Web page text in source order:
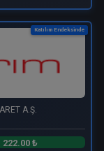
Katılım Endeksinde
A.Ş.
222.00 ₺